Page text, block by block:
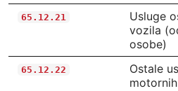
65.12.21
Usluge
vozila
osobe)
65.12.22
Ostale